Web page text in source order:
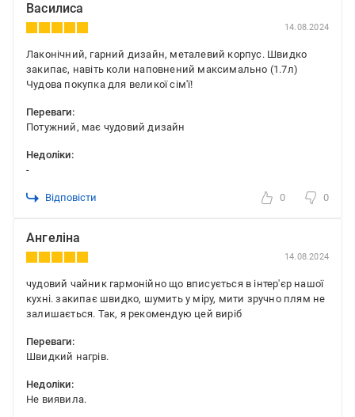
Василиса
14.08.2024
Лаконічний, гарний дизайн, металевий корпус. Швидко
закипає, навіть коли наповнений максимально (1.7л)
Чудова покупка для великої сім'ї!
Переваги:
Потужний, має чудовий дизайн
Недоліки:
-
Відповісти 0 0
Ангеліна
14.08.2024
чудовий чайник гармонійно що вписується в інтер'єр нашої
кухні. закипає швидко, шумить у міру, мити зручно плям не
залишається. Так, я рекомендую цей виріб
Переваги:
Швидкий нагрів.
Недоліки:
Не виявила.